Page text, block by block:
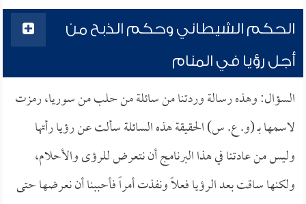
الحكم الشيطاني وحكم الذبح من
أجل رؤيا في المنام
السؤال: وهذه رسالة وردتنا من سائلة من حلب من سوريا، رمزت
لاسمها بـ (و. ع. س) الحقيقة هذه السائلة سألت عن رؤيا رأتها
وليس من عادتنا في هذا البرنامج أن نتعرض للرؤى والأحلام،
ولكنها ساقت بعد الرؤيا فعلاً ونفذت أمراً فأحببنا أن نعرضها حتى